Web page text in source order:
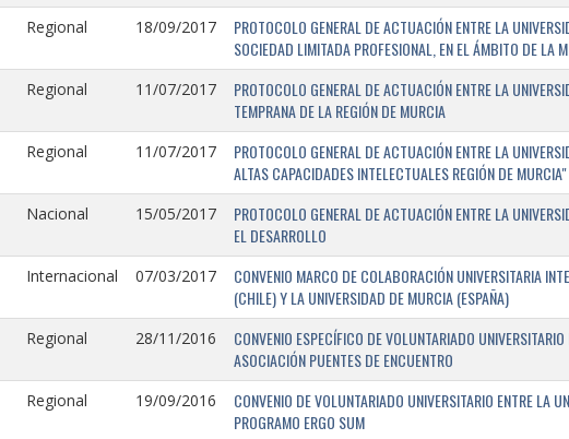
Regional 18/09/2017
PROTOCOLO GENERAL DE ACTUACIÓN ENTRE LA
SOCIEDAD LIMITADA PROFESIONAL, EN EL ÁMBITO DE LA
Regional 11/07/2017
PROTOCOLO GENERAL DE ACTUACIÓN ENTRE LA
TEMPRANA DE LA REGIÓN DE MURCIA
Regional 11/07/2017
PROTOCOLO GENERAL DE ACTUACIÓN ENTRE LA
ALTAS CAPACIDADES INTELECTUALES REGIÓN DE MURCIA"
Nacional 15/05/2017
PROTOCOLO GENERAL DE ACTUACIÓN ENTRE LA
EL DESARROLLO
Internacional 07/03/2017
CONVENIO MARCO DE COLABORACIÓN UNIVERSITARIA
(CHILE) Y LA UNIVERSIDAD DE MURCIA (ESPAÑA)
Regional 28/11/2016
CONVENIO ESPECÍFICO DE VOLUNTARIADO
ASOCIACIÓN PUENTES DE ENCUENTRO
Regional 19/09/2016
CONVENIO DE VOLUNTARIADO UNIVERSITARIO ENTRE LA
PROGRAMO ERGO SUM